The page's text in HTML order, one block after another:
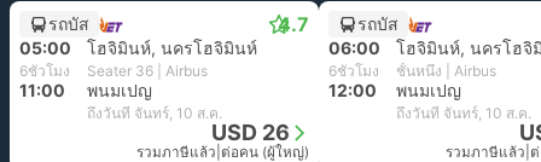
รถบัส
4.7
05:00 โฮจิมินห์, นครโฮจิมินห์
6ชั่วโมง Seater 36 | Airbus
11:00 พนมเปญ
ถึงวันที่ จันทร์, 10 ส.ค.
USD 26
รวมภาษีแล้ว ต่อคน (ผู้ใหญ่)
รถบัส
06:00
โฮจิมินห์, นครโฮจิ
6ชั่วโมง ชั้นหนึ่ง | Airbus
12:00 พนมเปญ
ถึงวันที่ จันทร์, 10 ส.ค.
รวมภาษีแล้ว